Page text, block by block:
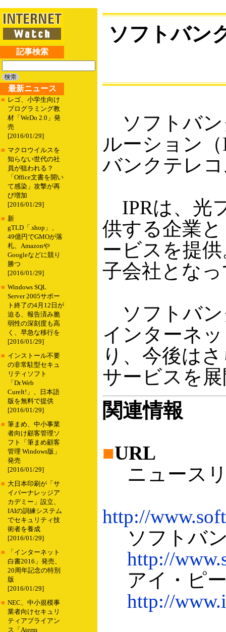
記事検索
最新ニュース
■ レゴ、小学生向け
プログラミング教
材「WeDo 2.0」発
売
[2016/01/29]
■ マクロウイルスを
知らない世代の社
員が狙われる？
「Office文書を開い
て感染」攻撃が再
び増加
[2016/01/29]
■ 新
gTLD「.shop」、
49億円でGMOが落
札、Amazonや
Googleなどに競り
勝つ
[2016/01/29]
■ Windows SQL
Server 2005サポー
ト終了の4月12日が
迫る、報告済み脆
弱性の深刻度も高
く、早急な移行を
[2016/01/29]
■ インストール不要
の非常駐型セキュ
リティソフト
「Dr.Web
CureIt!」、日本語
版を無料で提供
[2016/01/29]
■ 筆まめ、中小事業
者向け顧客管理ソ
フト「筆まめ顧客
管理 Windows版」
発売
[2016/01/29]
■ 大日本印刷が「サ
イバーナレッジア
カデミー」設立、
IAIの訓練システム
でセキュリティ技
術者を養成
[2016/01/29]
■
「インターネット
白書2016」発売、
20周年記念の特別
版
[2016/01/29]
■ NEC、中小規模事
業者向けセキュリ
ティアプライアン
ス「Aterm
ソフトバン
ソフトバン
ルーション
バンクテレ
IPRは、光
供する企業
ービスを提
子会社とな
ソフトバン
インターネ
り、今後は
サービスを
関連情報
■URL
ニュース
http://
ソフトバ
http://
アイ・ピー
http://